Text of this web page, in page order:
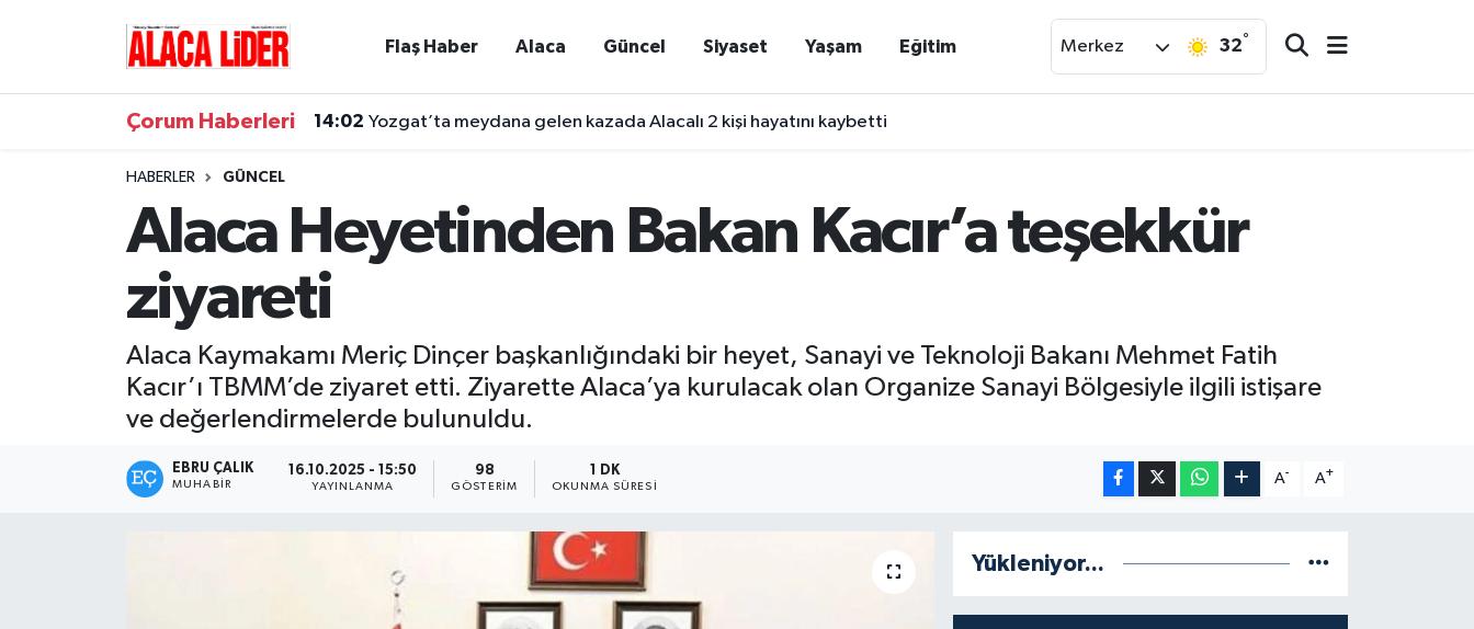
Flaş Haber Alaca Güncel Siyaset Yaşam Eğitim Merkez 32°
Çorum Haberleri 14:02 Yozgat’ta meydana gelen kazada Alacalı 2 kişi hayatını kaybetti
HABERLER GÜNCEL
Alaca Heyetinden Bakan Kacır’a teşekkür
ziyareti
Alaca Kaymakamı Meriç Dinçer başkanlığındaki bir heyet, Sanayi ve Teknoloji Bakanı Mehmet Fatih
Kacır’ı TBMM’de ziyaret etti. Ziyarette Alaca’ya kurulacak olan Organize Sanayi Bölgesiyle ilgili istişare
ve değerlendirmelerde bulunuldu.
EBRU ÇALIK
MUHABIR
16.10.2025 - 15:50
YAYINLANMA
98
GÖSTERIM
1 DK
OKUNMA SÜRESI
A- A+
Yükleniyor...
Çorum Trafik Yoğunluk Haritası
Süper Lig Puan Durumu ve Fikstür
Tüm Manşetler
Son Dakika Haberleri
Haber Arşivi